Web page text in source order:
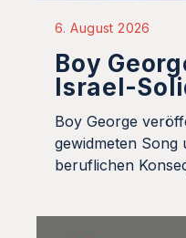
6. August 2026
Boy
Israel-
Boy George
gewidmeten
beruflichen